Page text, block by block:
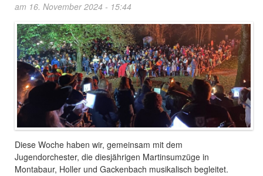
am 16. November 2024 - 15:44
Diese Woche haben wir, gemeinsam mit dem
Jugendorchester, die diesjährigen Martinsumzüge in
Montabaur, Holler und Gackenbach musikalisch begleitet.